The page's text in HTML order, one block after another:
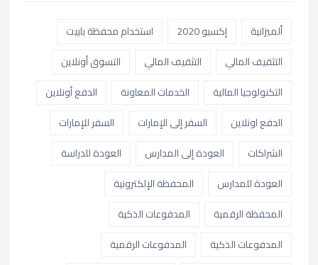
ألميزانية إكسبو 2020
استخدام محفظة باييت
التثقيف المالي
التثقيف المالي
التسوق أونلاين
التكنولوجيا المالية
الخدمات المعاونة
الدفع أونلاين
الدفع اونلاين
السفر إلى الإمارات
السفر للإمارات
الشراكات
العودة إلى المدارس
العودة للدراسة
العودة للمدارس
المحفظة الإلكترونية
المحفظة الرقمية
المدفوعات الذكية
المدفوعات الذكية
المدفوعات الرقمية